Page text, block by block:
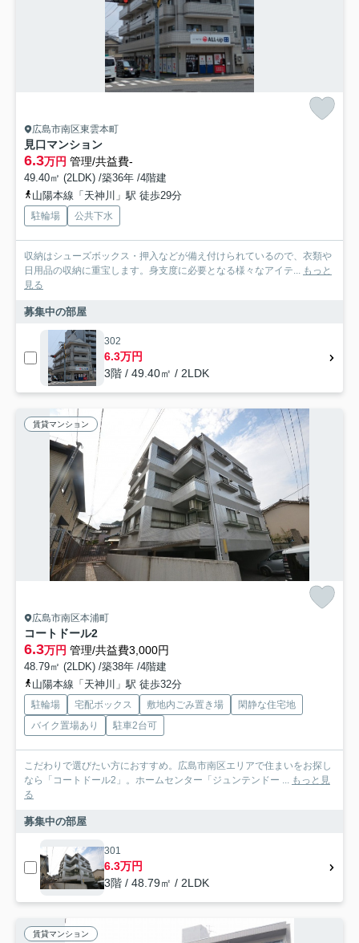
広島市南区東雲本町
見口マンション
6.3万円 管理/共益費-
49.40㎡ (2LDK) /築36年 /4階建
山陽本線「天神川」駅 徒歩29分
駐輪場 公共下水
収納はシューズボックス・押入などが備え付けられているので、衣類や
日用品の収納に重宝します。身支度に必要となる様々なアイテ... もっと
見る
募集中の部屋
302
6.3万円
3階 / 49.40㎡ / 2LDK
賃貸マンション
広島市南区本浦町
コートドール2
6.3万円 管理/共益費3,000円
48.79㎡ (2LDK) /築38年 /4階建
山陽本線「天神川」駅 徒歩32分
駐輪場 宅配ボックス 敷地内ごみ置き場
閑静な住宅地
バイク置場あり
駐車2台可
こだわりで選びたい方におすすめ。広島市南区エリアで住まいをお探し
なら「コートドール2」。ホームセンター「ジュンテンドー ... もっと見
る
募集中の部屋
301
6.3万円
3階 / 48.79㎡ / 2LDK
賃貸マンション